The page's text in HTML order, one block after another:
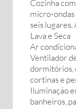
Cozinha
micro-ondas
seis
Lava e Seca
Ar
Ventilador
dormitórios,
cortinas e
Iluminação
banheiros,